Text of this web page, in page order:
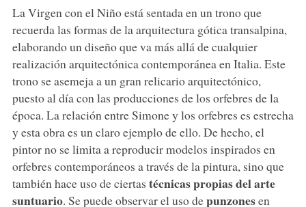
La Virgen con el Niño está sentada en un trono que
recuerda las formas de la arquitectura gótica transalpina,
elaborando un diseño que va más allá de cualquier
realización arquitectónica contemporánea en Italia. Este
trono se asemeja a un gran relicario arquitectónico,
puesto al día con las producciones de los orfebres de la
época. La relación entre Simone y los orfebres es estrecha
y esta obra es un claro ejemplo de ello. De hecho, el
pintor no se limita a reproducir modelos inspirados en
orfebres contemporáneos a través de la pintura, sino que
también hace uso de ciertas técnicas propias del arte
suntuario. Se puede observar el uso depunzonesen